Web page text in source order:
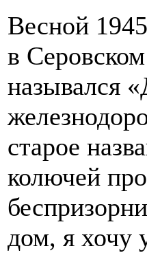
Весной
в
назывался
старое
колючей
дом, я хочу